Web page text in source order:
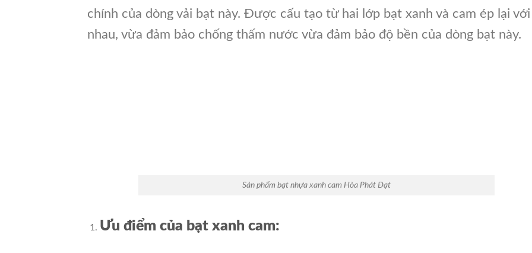
chính của dòng vải bạt này. Được cấu tạo từ hai lớp bạt xanh và cam ép lại với
nhau, vừa đảm bảo chống thấm nước vừa đảm bảo độ bền của dòng bạt này.
Sản phẩm bạt nhựa xanh cam Hòa Phát Đạt
Ưu điểm của bạt xanh cam: